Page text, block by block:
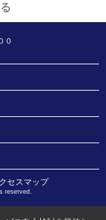
０
クセスマップ
reserved.